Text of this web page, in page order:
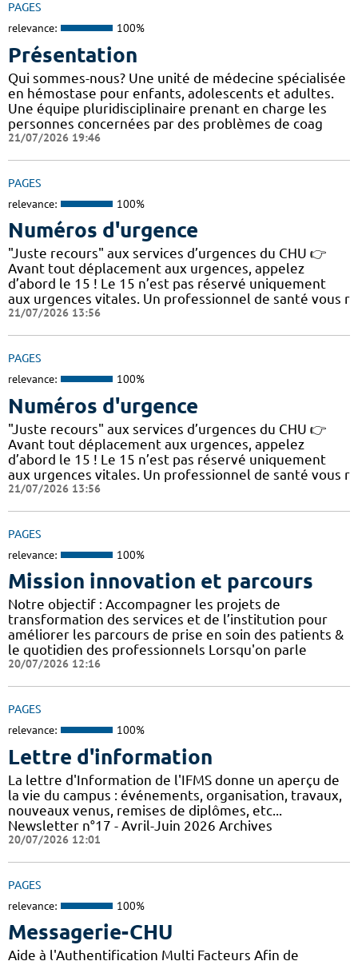
PAGES
relevance: 100%
Présentation
Qui sommes-nous? Une unité de médecine spécialisée
en hémostase pour enfants, adolescents et adultes.
Une équipe pluridisciplinaire prenant en charge les
personnes concernées par des problèmes de coag
21/07/2026 19:46
PAGES
relevance: 100%
Numéros d'urgence
"Juste recours" aux services d’urgences du CHU 👉
Avant tout déplacement aux urgences, appelez
d’abord le 15 ! Le 15 n’est pas réservé uniquement
aux urgences vitales. Un professionnel de santé vous r
21/07/2026 13:56
PAGES
relevance: 100%
Numéros d'urgence
"Juste recours" aux services d’urgences du CHU 👉
Avant tout déplacement aux urgences, appelez
d’abord le 15 ! Le 15 n’est pas réservé uniquement
aux urgences vitales. Un professionnel de santé vous r
21/07/2026 13:56
PAGES
relevance: 100%
Mission innovation et parcours
Notre objectif : Accompagner les projets de
transformation des services et de l’institution pour
améliorer les parcours de prise en soin des patients &
le quotidien des professionnels Lorsqu'on parle
20/07/2026 12:16
PAGES
relevance: 100%
Lettre d'information
La lettre d'Information de l'IFMS donne un aperçu de
la vie du campus : événements, organisation, travaux,
nouveaux venus, remises de diplômes, etc...
Newsletter n°17 - Avril-Juin 2026 Archives
20/07/2026 12:01
PAGES
relevance: 100%
Messagerie-CHU
Aide à l'Authentification Multi Facteurs Afin de